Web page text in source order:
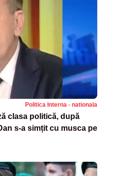
Politica Interna - nationala
clasa politică, după
s-a simțit cu musca pe